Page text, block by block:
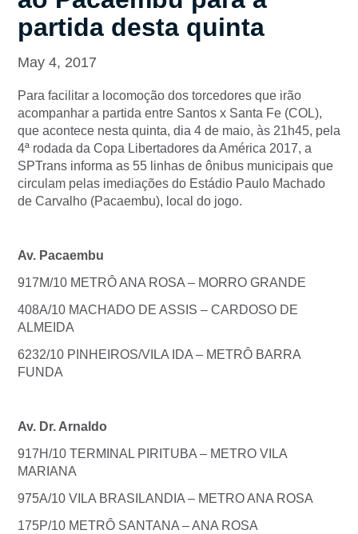
partida desta quinta
May 4, 2017
Para facilitar a locomoção dos torcedores que irão
acompanhar a partida entre Santos x Santa Fe (COL),
que acontece nesta quinta, dia 4 de maio, às 21h45, pela
4ª rodada da Copa Libertadores da América 2017, a
SPTrans informa as 55 linhas de ônibus municipais que
circulam pelas imediações do Estádio Paulo Machado
de Carvalho (Pacaembu), local do jogo.
Av. Pacaembu
917M/10 METRÔ ANA ROSA – MORRO GRANDE
408A/10 MACHADO DE ASSIS – CARDOSO DE
ALMEIDA
6232/10 PINHEIROS/VILA IDA – METRÔ BARRA
FUNDA
Av. Dr. Arnaldo
917H/10 TERMINAL PIRITUBA – METRO VILA
MARIANA
975A/10 VILA BRASILANDIA – METRO ANA ROSA
175P/10 METRÔ SANTANA – ANA ROSA